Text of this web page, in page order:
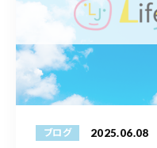
ブログ 2025.06.08